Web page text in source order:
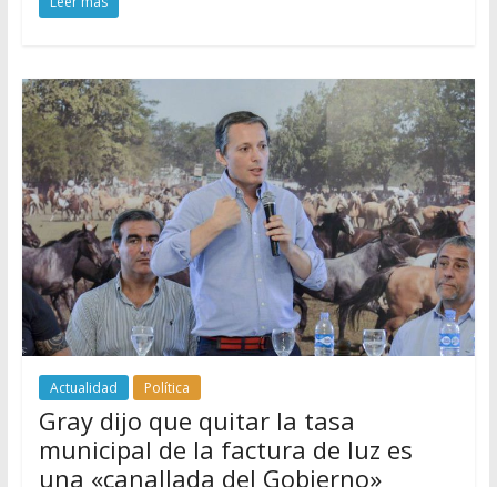
Actualidad Política
Gray dijo que quitar la tasa
municipal de la factura de luz es
una «canallada del Gobierno»